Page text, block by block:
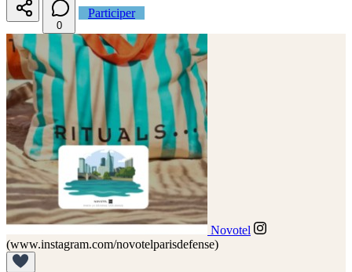
0
Participer
Novotel
(www.instagram.com/novotelparisdefense)